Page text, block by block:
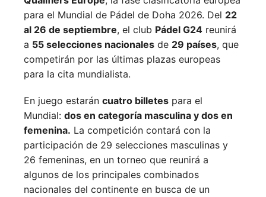
para el Mundial de Pádel de Doha 2026. Del 22
al 26 de septiembre, el club Pádel G24 reunirá
a 55 selecciones nacionales de 29 países, que
competirán por las últimas plazas europeas
para la cita mundialista.
En juego estarán cuatro billetes para el
Mundial: dos en categoría masculina y dos en
femenina. La competición contará con la
participación de 29 selecciones masculinas y
26 femeninas, en un torneo que reunirá a
algunos de los principales combinados
nacionales del continente en busca de un